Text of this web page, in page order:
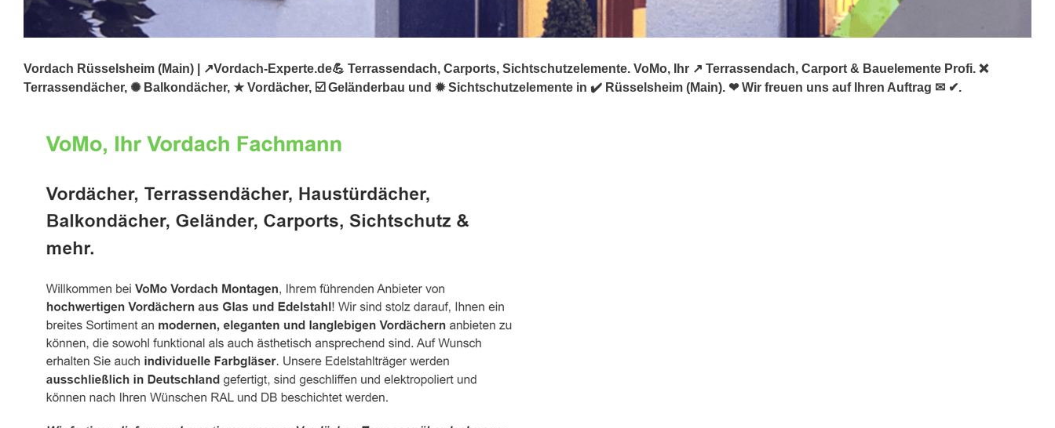
Vordach Rüsselsheim (Main) | ↗️Vordach-Experte.de💪 Terrassendach, Carports, Sichtschutzelemente. VoMo, Ihr ↗️ Terrassendach, Carport & Bauelemente Profi. ❌
Terrassendächer, ✺ Balkondächer, ★ Vordächer, ☑️ Geländerbau und ✹ Sichtschutzelemente in ✔️ Rüsselsheim (Main). ❤ Wir freuen uns auf Ihren Auftrag ✉ ✔.